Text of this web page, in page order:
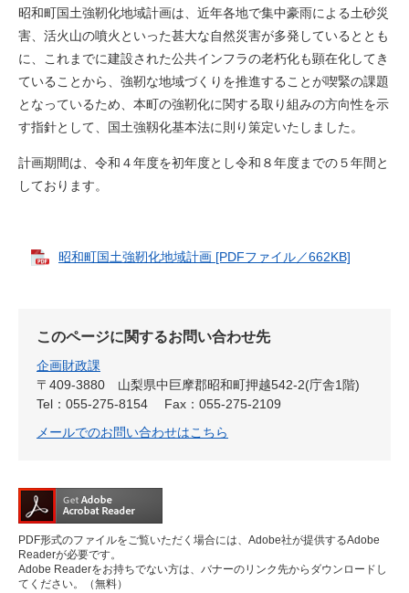
昭和町国土強靭化地域計画は、近年各地で集中豪雨による土砂災
害、活火山の噴火といった甚大な自然災害が多発しているととも
に、これまでに建設された公共インフラの老朽化も顕在化してき
ていることから、強靭な地域づくりを推進することが喫緊の課題
となっているため、本町の強靭化に関する取り組みの方向性を示
す指針として、国土強靱化基本法に則り策定いたしました。
計画期間は、令和４年度を初年度とし令和８年度までの５年間と
しております。
昭和町国土強靭化地域計画 [PDFファイル／662KB]
このページに関するお問い合わせ先
企画財政課
〒409-3880
山梨県中巨摩郡昭和町押越542-2(庁舎1階)
Tel：055-275-8154
Fax：055-275-2109
メールでのお問い合わせはこちら
PDF形式のファイルをご覧いただく場合には、Adobe社が提供するAdobe
Readerが必要です。
Adobe Readerをお持ちでない方は、バナーのリンク先からダウンロードし
てください。（無料）